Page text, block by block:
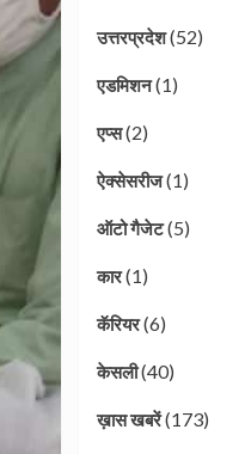
उत्तरप्रदेश(52)
एडमिशन(1)
एप्स(2)
ऐक्सेसरीज(1)
ऑटो गैजेट(5)
कार(1)
कॅरियर(6)
केसली(40)
ख़ास खबरें(173)